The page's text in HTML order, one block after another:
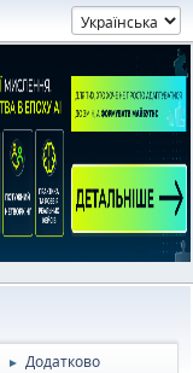
► Додатково